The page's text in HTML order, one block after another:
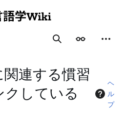
検索 表示 個人
関連する慣習
クしている
ヘ
ル
プ